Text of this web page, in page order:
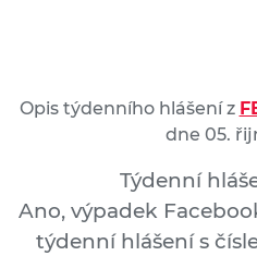
Opis týdenního hlášení z
dne 05.
Týdenní
Ano, výpadek
týdenní hlášení s